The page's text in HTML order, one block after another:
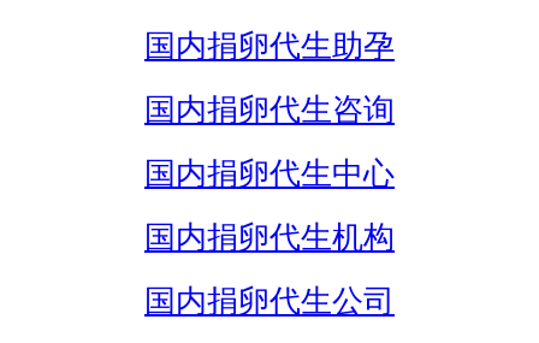
国内捐卵代生助孕
国内捐卵代生咨询
国内捐卵代生中心
国内捐卵代生机构
国内捐卵代生公司